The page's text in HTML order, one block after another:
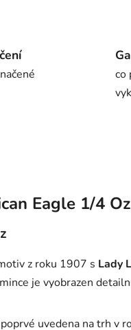
co
Eagle 1/4
z roku 1907 s Lady
je vyobrazen
uvedena na trh v